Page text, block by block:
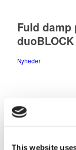
This website
Fuld damp
duoBLOCK
Nyheder
De første emner er